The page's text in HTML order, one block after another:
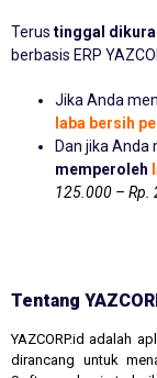
Terus tinggal
berbasis ERP
Jika Anda
laba bersih
Dan jika
memperoleh
125.000 – Rp.
Tentang
YAZCORP.id adalah
dirancang untuk